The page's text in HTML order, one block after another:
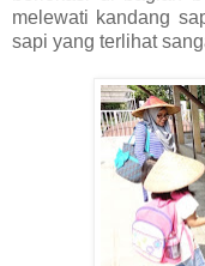
melewati kandang
sapi yang terlihat